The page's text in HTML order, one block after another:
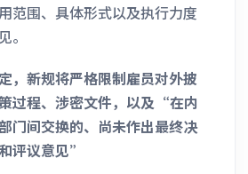
范围、具体形式以及执行力度
。
，新规将严格限制雇员对外披
过程、涉密文件，以及“在内
门间交换的、尚未作出最终决
评议意见”